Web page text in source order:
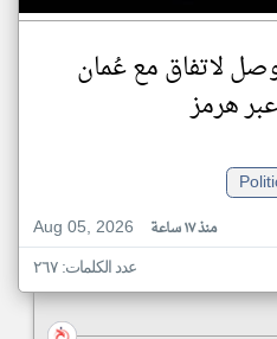
لاتفاق مع عُمان
هرمز
Aug 05, 2026
منذ ١٧ ساعة
عدد الكلمات: ٢٦٧